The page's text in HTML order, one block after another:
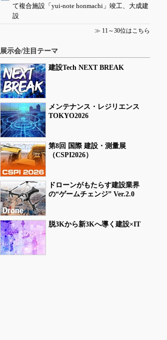
て複合施設「yui-note honmachi」竣工、大成建
設
≫ 11～30位はこちら
展示会/注目テーマ
建設Tech NEXT BREAK
メンテナンス・レジリエンス
TOKYO2026
第8回 国際 建設・測量展
（CSPI2026）
ドローンがもたらす建設業界
の“ゲームチェンジ” Ver.2.0
脱3Kから新3Kへ導く建設×IT